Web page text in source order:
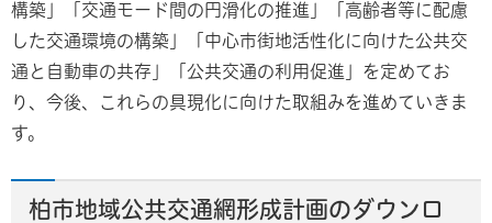
構築」「交通モード間の円滑化の推進」「高齢者等に配慮
した交通環境の構築」「中心市街地活性化に向けた公共交
通と自動車の共存」「公共交通の利用促進」を定めてお
り、今後、これらの具現化に向けた取組みを進めていきま
す。
柏市地域公共交通網形成計画のダウンロ